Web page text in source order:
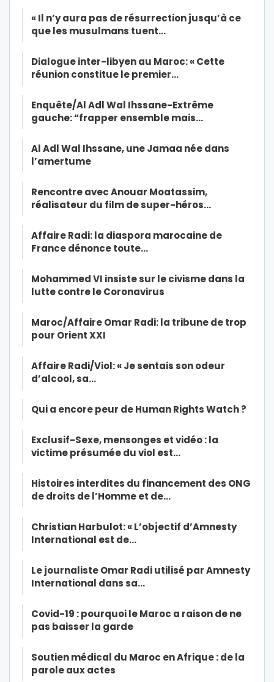
« Il n’y aura pas de résurrection jusqu’à ce
que les musulmans tuent…
Dialogue inter-libyen au Maroc: « Cette
réunion constitue le premier…
Enquête/Al Adl Wal Ihssane-Extrême
gauche: “frapper ensemble mais…
Al Adl Wal Ihssane, une Jamaa née dans
l’amertume
Rencontre avec Anouar Moatassim,
réalisateur du film de super-héros…
Affaire Radi: la diaspora marocaine de
France dénonce toute…
Mohammed VI insiste sur le civisme dans la
lutte contre le Coronavirus
Maroc/Affaire Omar Radi: la tribune de trop
pour Orient XXI
Affaire Radi/Viol: « Je sentais son odeur
d’alcool, sa…
Qui a encore peur de Human Rights Watch ?
Exclusif-Sexe, mensonges et vidéo : la
victime présumée du viol est…
Histoires interdites du financement des ONG
de droits de l’Homme et de…
Christian Harbulot: « L’objectif d’Amnesty
International est de…
Le journaliste Omar Radi utilisé par Amnesty
International dans sa…
Covid-19 : pourquoi le Maroc a raison de ne
pas baisser la garde
Soutien médical du Maroc en Afrique : de la
parole aux actes